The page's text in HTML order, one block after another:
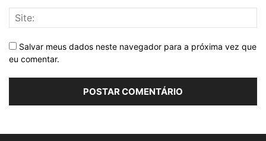
Salvar meus dados neste navegador para a próxima vez que
eu comentar.